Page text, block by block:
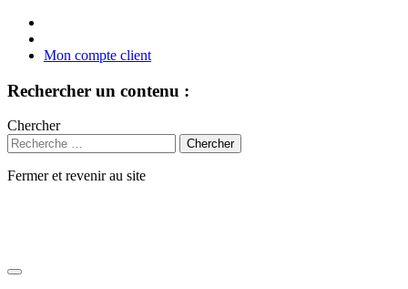
Mon compte client
Rechercher un contenu :
Chercher
Fermer et revenir au site